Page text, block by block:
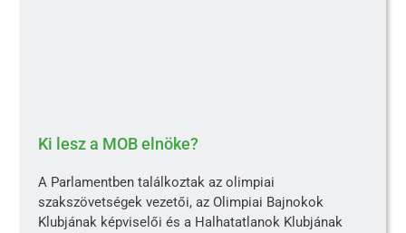
Ki lesz a MOB elnöke?
A Parlamentben találkoztak az olimpiai
szakszövetségek vezetői, az Olimpiai Bajnokok
Klubjának képviselői és a Halhatatlanok Klubjának